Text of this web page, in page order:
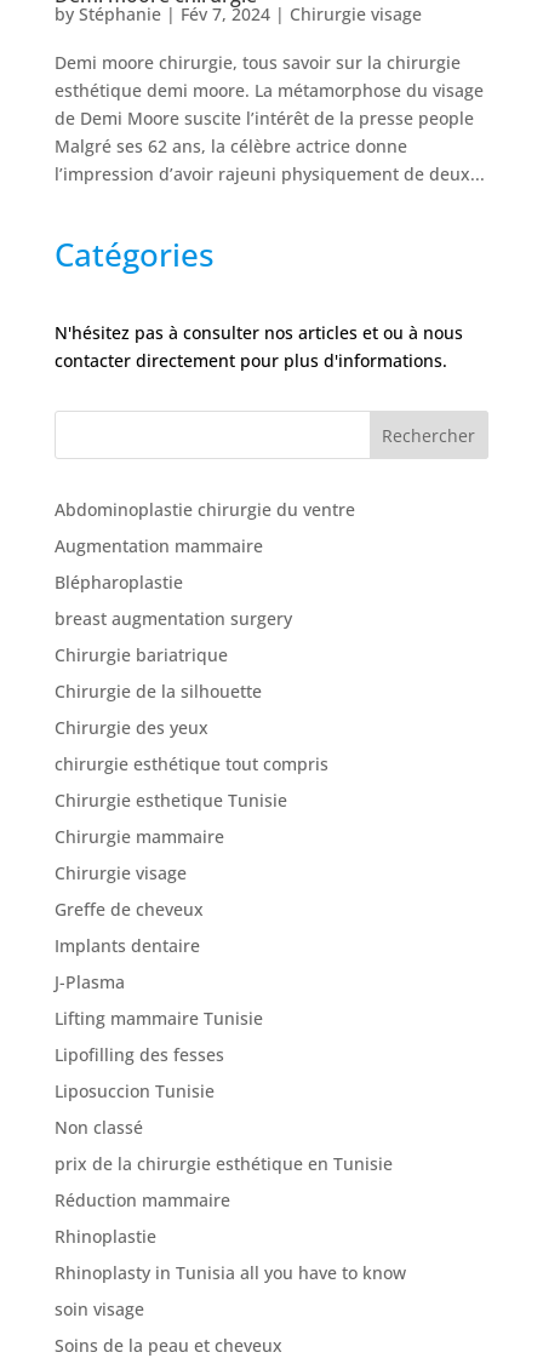
Tarifs
Nos
chirurgies
Nos
FAQ
Nos
cliniques
Nos
articles
Avant
/
Après
Devis
Gratuit
by Stéphanie| Fév 7, 2024| Chirurgie visage
Demi moore chirurgie, tous savoir sur la chirurgie
esthétique demi moore. La métamorphose du visage
de Demi Moore suscite l’intérêt de la presse people
Malgré ses 62 ans, la célèbre actrice donne
l’impression d’avoir rajeuni physiquement de deux...
Catégories
N'hésitez pas à consulter nos articles et ou à nous
contacter directement pour plus d'informations.
Rechercher
Abdominoplastie chirurgie du ventre
Augmentation mammaire
Blépharoplastie
breast augmentation surgery
Chirurgie bariatrique
Chirurgie de la silhouette
Chirurgie des yeux
chirurgie esthétique tout compris
Chirurgie esthetique Tunisie
Chirurgie mammaire
Chirurgie visage
Greffe de cheveux
Implants dentaire
J-Plasma
Lifting mammaire Tunisie
Lipofilling des fesses
Liposuccion Tunisie
Non classé
prix de la chirurgie esthétique en Tunisie
Réduction mammaire
Rhinoplastie
Rhinoplasty in Tunisia all you have to know
soin visage
Soins de la peau et cheveux